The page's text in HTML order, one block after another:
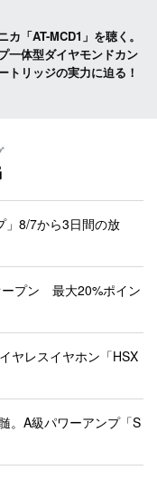
カ「AT-MCD1」を聴く。
一体型ダイヤモンドカン
トリッジの実力に迫る！
」8/7から3日間の放
ープン 最大20%ポイン
ヤレスイヤホン「HSX
。A級パワーアンプ「S